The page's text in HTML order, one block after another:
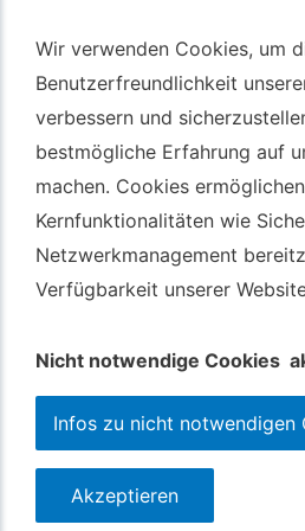
Wir verwenden Cookies, um
Benutzerfreundlichkeit
verbessern und
bestmögliche Erfahrung auf
machen. Cookies
Kernfunktionalitäten wie
Netzwerkmanagement
Verfügbarkeit unserer
Nicht notwendige Cookies
Infos zu nicht notwendigen
Akzeptieren
Wir verwenden Cookies, um
Benutzerfreundlichkeit
verbessern und
bestmögliche Erfahrung auf
machen. Cookies
Kernfunktionalitäten wie
Netzwerkmanagement
Verfügbarkeit unserer
Nicht notwendige Cookies
Infos zu nicht notwendigen
Akzeptieren
Autotransport Bochum
Autotransport Düsseldorf
Autotransport Essen
Autoexport Gelsenkirchen
Autoexport Herne
GebrauchtwagenAnkauf Bochum
123autolos.de
Datenschutz